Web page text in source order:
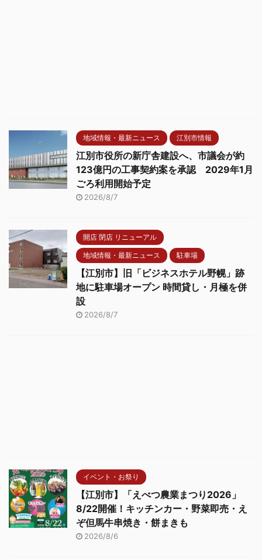
地域情報・最新ニュース 江別市情報
江別市役所の新庁舎建設へ、市議会が約
123億円の工事契約案を承認 2029年1月
ごろ利用開始予定
2026/8/7
開店 閉店 リニューアル
地域情報・最新ニュース 駐車場
【江別市】旧「ビジネスホテル野幌」跡
地に駐車場オープン 時間貸し・月極を併
設
2026/8/7
イベント・お祭り
【江別市】「えべつ農業まつり2026」
8/22開催！キッチンカー・野菜即売・え
ぞ但馬牛串焼き・餅まきも
2026/8/6